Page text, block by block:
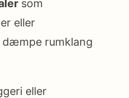
som
eller
dæmpe rumklang
eller